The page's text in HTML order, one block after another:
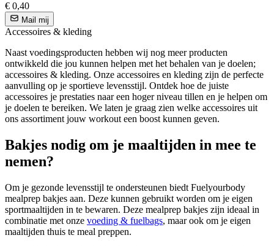
€ 0,40
Mail mij
Accessoires & kleding
Naast voedingsproducten hebben wij nog meer producten
ontwikkeld die jou kunnen helpen met het behalen van je doelen;
accessoires & kleding. Onze accessoires en kleding zijn de perfecte
aanvulling op je sportieve levensstijl. Ontdek hoe de juiste
accessoires je prestaties naar een hoger niveau tillen en je helpen om
je doelen te bereiken. We laten je graag zien welke accessoires uit
ons assortiment jouw workout een boost kunnen geven.
Bakjes nodig om je maaltijden in mee te
nemen?
Om je gezonde levensstijl te ondersteunen biedt Fuelyourbody
mealprep bakjes aan. Deze kunnen gebruikt worden om je eigen
sportmaaltijden in te bewaren. Deze mealprep bakjes zijn ideaal in
combinatie met onze voeding & fuelbags, maar ook om je eigen
maaltijden thuis te meal preppen.